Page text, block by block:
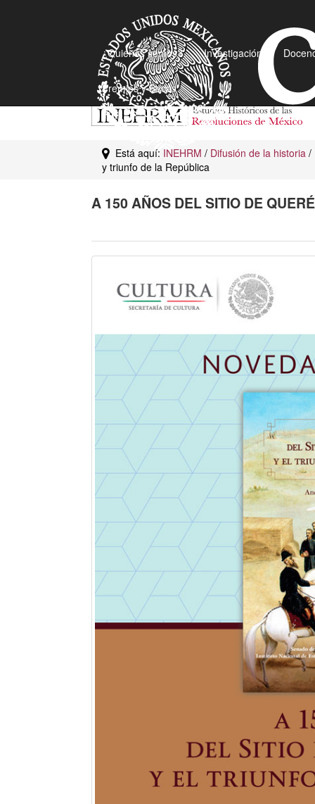
¿Quiénes somos? Investigación
Premios y Becas
Está aquí: INEHRM / Difusión de la historia /
y triunfo de la República
A 150 AÑOS DEL SITIO DE